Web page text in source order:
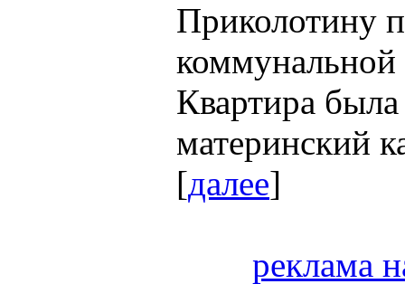
Приколотину
коммунальной
Квартира
материнский
[далее]
реклама